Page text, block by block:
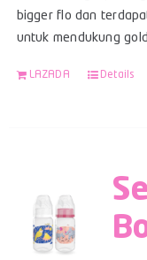
bigger flo dan
untuk mendukung
LAZADA Details